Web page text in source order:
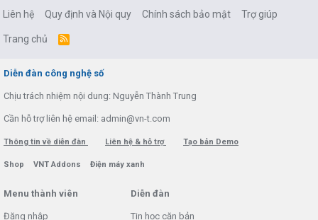
Liên hệ Quy định và Nội quy Chính sách bảo mật Trợ giúp
Trang chủ
R
Diễn đàn công nghệ số
Chịu trách nhiệm nội dung: Nguyễn Thành Trung
Cần hỗ trợ liên hệ email: admin@vn-t.com
Thông tin về diễn đàn Liên hệ & hỗ trợ Tạo bản Demo
Shop VNT Addons Điện máy xanh
Menu thành viên
Đăng nhập
Diễn đàn
Tin học căn bản